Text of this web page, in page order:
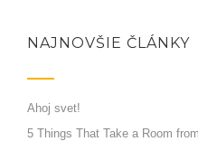
NAJNOVŠIE ČLÁNKY
Ahoj svet!
5 Things That Take a Room